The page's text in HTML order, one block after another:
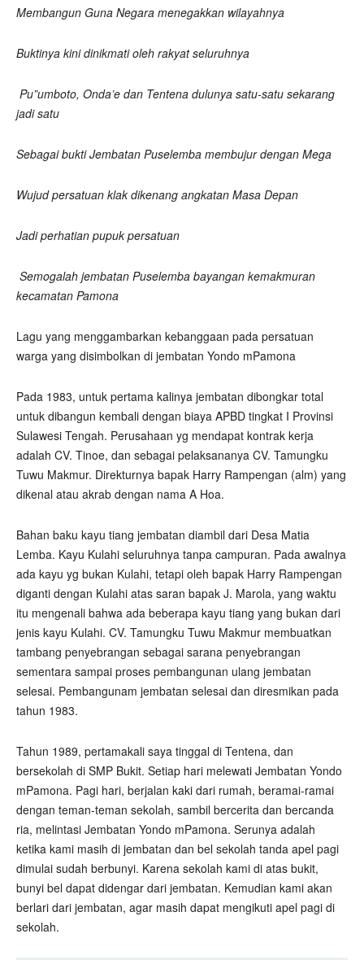
Membangun Guna Negara menegakkan wilayahnya
Buktinya kini dinikmati oleh rakyat seluruhnya
Pu”umboto, Onda’e dan Tentena dulunya satu-satu sekarang
jadi satu
Sebagai bukti Jembatan Puselemba membujur dengan Mega
Wujud persatuan klak dikenang angkatan Masa Depan
Jadi perhatian pupuk persatuan
Semogalah jembatan Puselemba bayangan kemakmuran
kecamatan Pamona
Lagu yang menggambarkan kebanggaan pada persatuan
warga yang disimbolkan di jembatan Yondo mPamona
Pada 1983, untuk pertama kalinya jembatan dibongkar total
untuk dibangun kembali dengan biaya APBD tingkat I Provinsi
Sulawesi Tengah. Perusahaan yg mendapat kontrak kerja
adalah CV. Tinoe, dan sebagai pelaksananya CV. Tamungku
Tuwu Makmur. Direkturnya bapak Harry Rampengan (alm) yang
dikenal atau akrab dengan nama A Hoa.
Bahan baku kayu tiang jembatan diambil dari Desa Matia
Lemba. Kayu Kulahi seluruhnya tanpa campuran. Pada awalnya
ada kayu yg bukan Kulahi, tetapi oleh bapak Harry Rampengan
diganti dengan Kulahi atas saran bapak J. Marola, yang waktu
itu mengenali bahwa ada beberapa kayu tiang yang bukan dari
jenis kayu Kulahi. CV. Tamungku Tuwu Makmur membuatkan
tambang penyebrangan sebagai sarana penyebrangan
sementara sampai proses pembangunan ulang jembatan
selesai. Pembangunam jembatan selesai dan diresmikan pada
tahun 1983.
Tahun 1989, pertamakali saya tinggal di Tentena, dan
bersekolah di SMP Bukit. Setiap hari melewati Jembatan Yondo
mPamona. Pagi hari, berjalan kaki dari rumah, beramai-ramai
dengan teman-teman sekolah, sambil bercerita dan bercanda
ria, melintasi Jembatan Yondo mPamona. Serunya adalah
ketika kami masih di jembatan dan bel sekolah tanda apel pagi
dimulai sudah berbunyi. Karena sekolah kami di atas bukit,
bunyi bel dapat didengar dari jembatan. Kemudian kami akan
berlari dari jembatan, agar masih dapat mengikuti apel pagi di
sekolah.